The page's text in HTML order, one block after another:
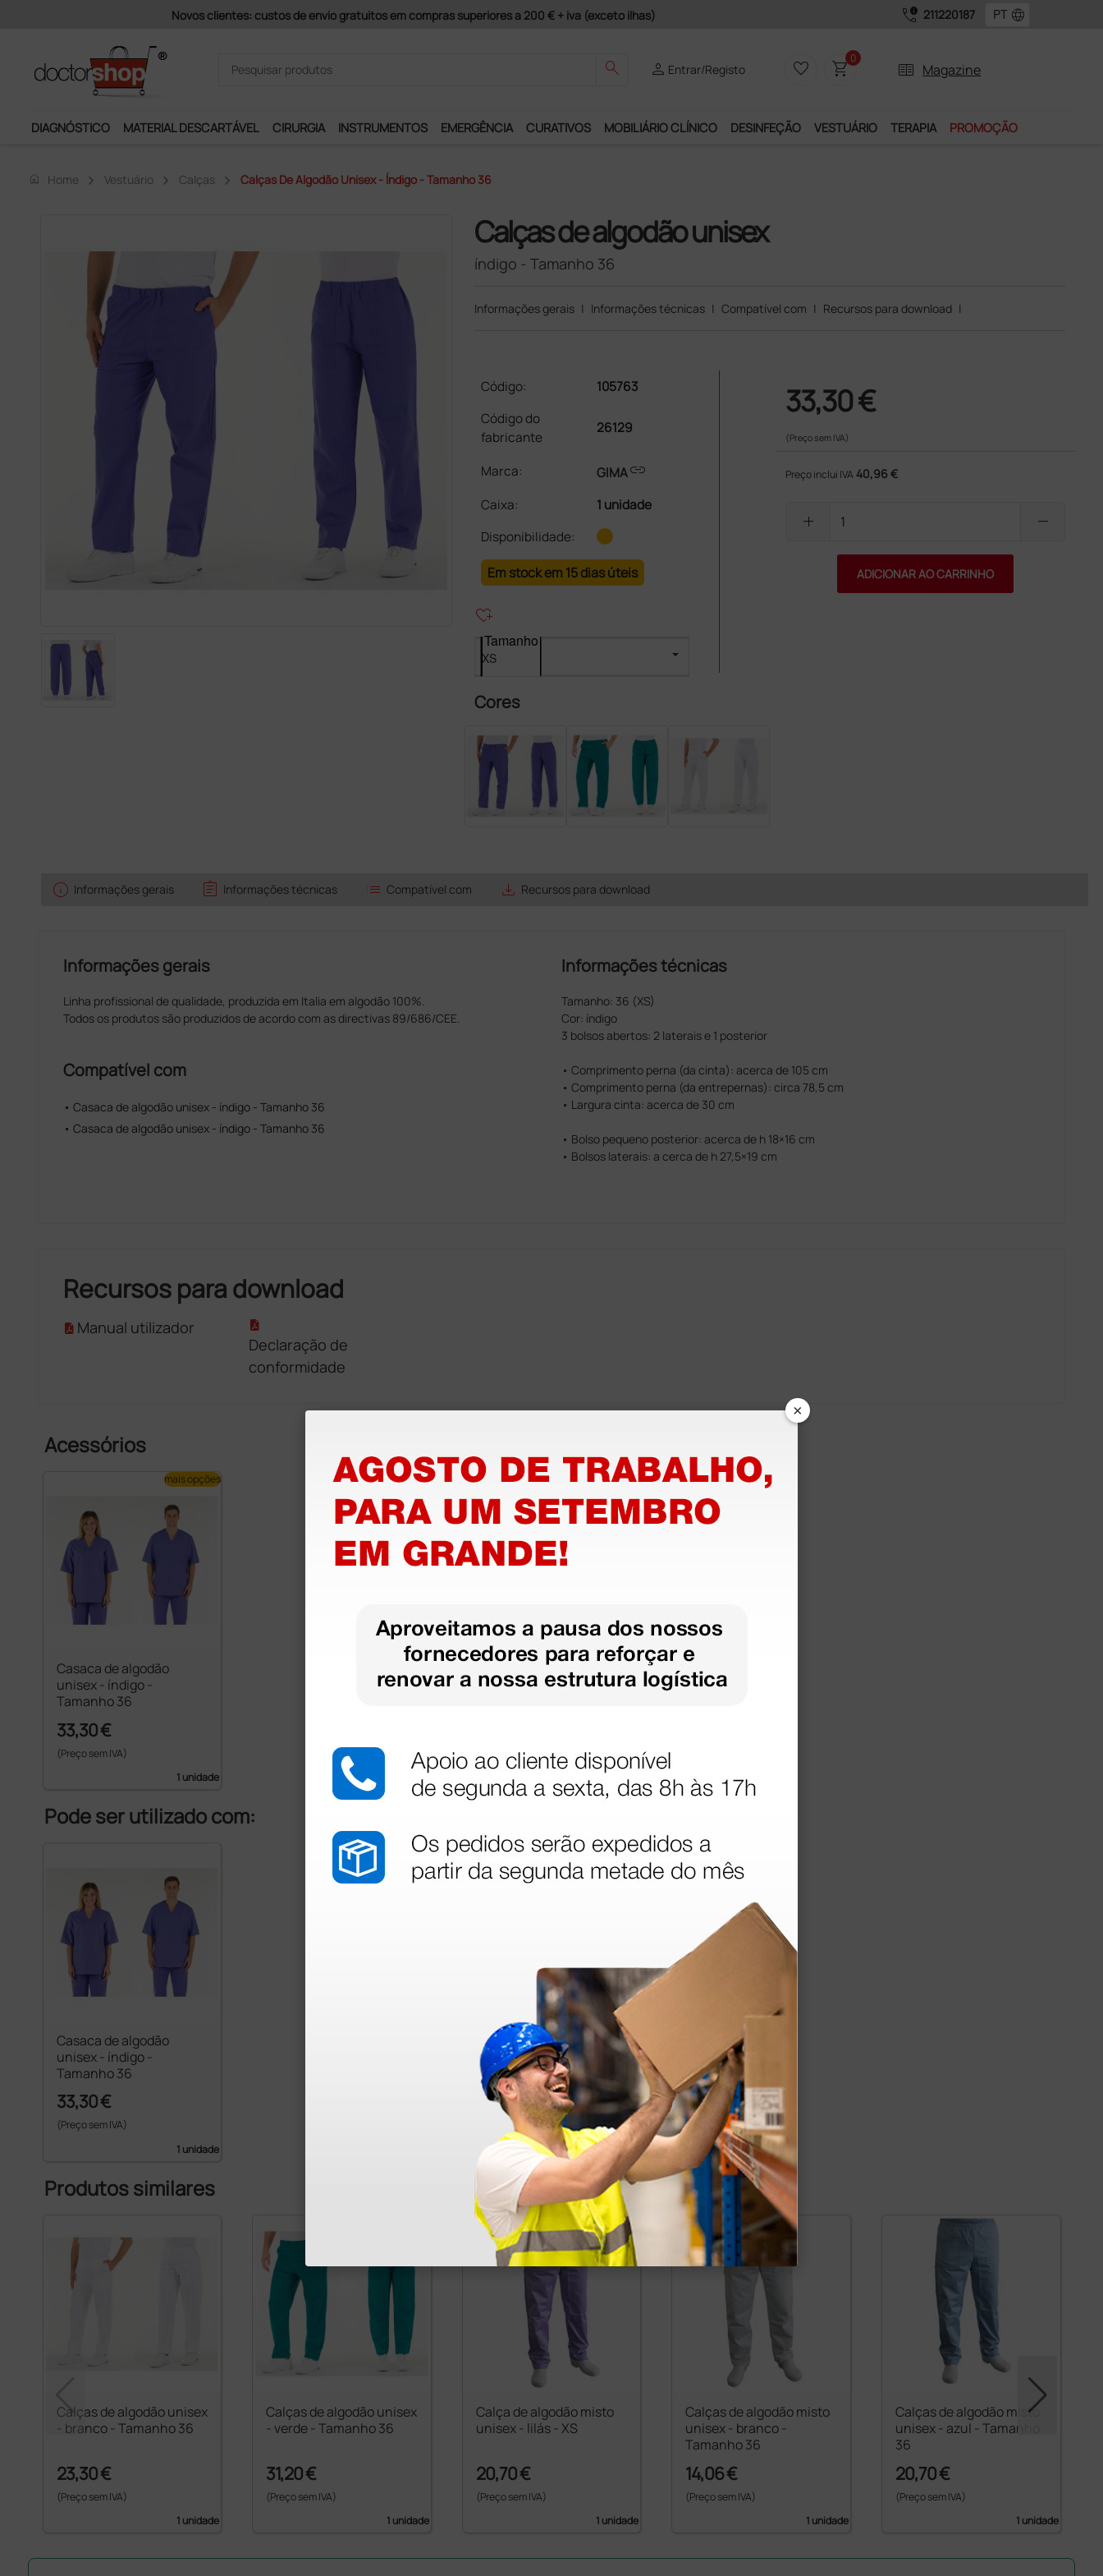
Pagamentos Seguros e Garantia de Satisfação! call_quality 211220187 language
search person Entrar/Registo favorite_border shopping_cart0
two_pager Magazine
DIAGNÓSTICO MATERIAL DESCARTÁVEL CIRURGIA INSTRUMENTOS EMERGÊNCIA CURATIVOS MOBILIÁRIO CLÍNICO DESINFEÇÃO VESTUÁRIO TERAPIA PROMOÇÃO
home Home Vestuário Calças Calças De Algodão Unisex - Índigo - Tamanho 36
Calças de algodão unisex
índigo - Tamanho 36
Informações gerais | Informações técnicas | Compatível com | Recursos para download |
Código:
105763
Código do
fabricante
26129
Marca: GIMAlink
Caixa:
1 unidade
Disponibilidade:
Em stock em 15 dias úteis
heart_plus
Tamanho
33,30 €
(Preço sem IVA)
Preço inclui IVA 40,96 €
add remove
ADICIONAR AO CARRINHO
Cores
info Informações gerais assignment Informações técnicas list Compatível com save_alt Recursos para download
Informações gerais
Linha profissional de qualidade, produzida em Italia em algodão 100%.
Todos os produtos são produzidos de acordo com as directivas 89/686/CEE.
Compatível com
• Casaca de algodão unisex - índigo - Tamanho 36
• Casaca de algodão unisex - índigo - Tamanho 36
Informações técnicas
Tamanho: 36 (XS)
Cor: índigo
3 bolsos abertos: 2 laterais e 1 posterior
• Comprimento perna (da cinta): acerca de 105 cm
• Comprimento perna (da entrepernas): circa 78,5 cm
• Largura cinta: acerca de 30 cm
• Bolso pequeno posterior: acerca de h 18×16 cm
• Bolsos laterais: a cerca de h 27,5×19 cm
Recursos para download
Manual utilizador
Declaração de
conformidade
Acessórios
Casaca de algodão
unisex - índigo -
Tamanho 36
33,30 €
(Preço sem IVA)
1 unidade
mais opções
Pode ser utilizado com:
Casaca de algodão
unisex - índigo -
Tamanho 36
33,30 €
(Preço sem IVA)
1 unidade
Produtos similares
Calças de algodão unisex
- branco - Tamanho 36
23,30 €
(Preço sem IVA)
1 unidade
Calças de algodão unisex
- verde - Tamanho 36
31,20 €
(Preço sem IVA)
1 unidade
Calça de algodão misto
unisex - lilás - XS
20,70 €
(Preço sem IVA)
1 unidade
Calças de algodão misto
unisex - branco -
Tamanho 36
14,06 €
(Preço sem IVA)
1 unidade
Calças de algodão misto
unisex - azul - Tamanho
36
20,70 €
(Preço sem IVA)
1 unidade
×